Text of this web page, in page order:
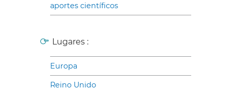
aportes científicos
Lugares :
Europa
Reino Unido